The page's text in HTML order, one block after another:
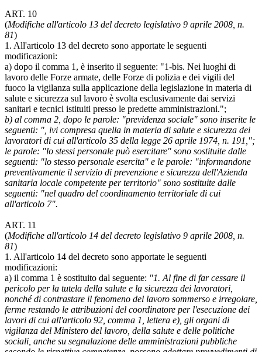
ART. 10
(Modifiche all'articolo 13 del decreto legislativo 9 aprile 2008, n.
81)
1. All'articolo 13 del decreto sono apportate le seguenti
modificazioni:
a) dopo il comma 1, è inserito il seguente: "1-bis. Nei luoghi di
lavoro delle Forze armate, delle Forze di polizia e dei vigili del
fuoco la vigilanza sulla applicazione della legislazione in materia di
salute e sicurezza sul lavoro è svolta esclusivamente dai servizi
sanitari e tecnici istituiti presso le predette amministrazioni.";
b) al comma 2, dopo le parole: "previdenza sociale" sono inserite le
seguenti: ", ivi compresa quella in materia di salute e sicurezza dei
lavoratori di cui all'articolo 35 della legge 26 aprile 1974, n. 191,";
le parole: "lo stessi personale può esercitare" sono sostituite dalle
seguenti: "lo stesso personale esercita" e le parole: "informandone
preventivamente il servizio di prevenzione e sicurezza dell'Azienda
sanitaria locale competente per territorio" sono sostituite dalle
seguenti: "nel quadro del coordinamento territoriale di cui
all'articolo 7".
ART. 11
(Modifiche all'articolo 14 del decreto legislativo 9 aprile 2008, n.
81)
1. All'articolo 14 del decreto sono apportate le seguenti
modificazioni:
a) il comma 1 è sostituito dal seguente: "1. Al fine di far cessare il
pericolo per la tutela della salute e la sicurezza dei lavoratori,
nonché di contrastare il fenomeno del lavoro sommerso e irregolare,
ferme restando le attribuzioni del coordinatore per l'esecuzione dei
lavori di cui all'articolo 92, comma 1, lettera e), gli organi di
vigilanza del Ministero del lavoro, della salute e delle politiche
sociali, anche su segnalazione delle amministrazioni pubbliche